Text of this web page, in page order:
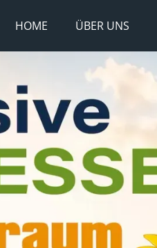
HOME ÜBER UNS